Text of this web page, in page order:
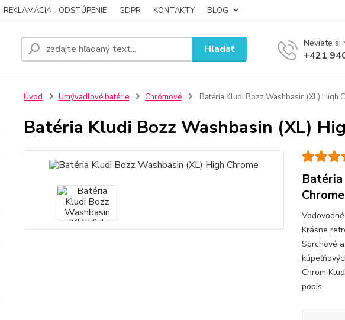
REKLAMÁCIA - ODSTÚPENIE GDPR KONTAKTY BLOG
Hľadať Neviete si
+421
Úvod Umývadlové batérie Chrómové Batéria Kludi Bozz Washbasin (XL) High
Batéria Kludi Bozz Washbasin (XL)
Chrome
Krásne
Sprchové
Chrom
popis